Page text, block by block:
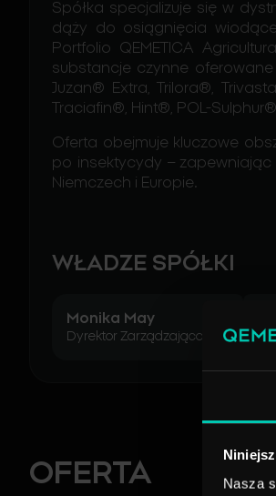
Nasza
Spółka specjalizuje się w
dąży do osiągnięcia
Portfolio QEMETICA
substancje czynne
Juzan® Extra, Trilora®,
Traciafin®, Hint®, POL-
Oferta obejmuje kluczowe
po insektycydy –
Niemczech i Europie.
WŁADZE SPÓŁKI
Monika May
Dyrektor Zarządzająca
OFERTA